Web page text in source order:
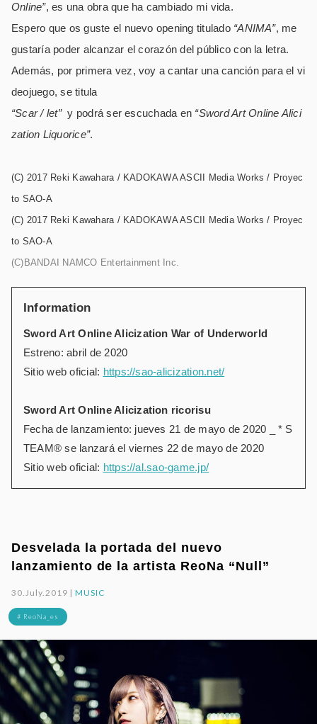
Online”, es una obra que ha cambiado mi vida.
Espero que os guste el nuevo opening titulado “ANIMA”, me
gustaría poder alcanzar el corazón del público con la letra.
Además, por primera vez, voy a cantar una canción para el vi
deojuego, se titula
“Scar / let”y podrá ser escuchada en “Sword Art Online Alici
zation Liquorice”.
(C) 2017 Reki Kawahara / KADOKAWA ASCII Media Works / Proyec
to SAO-A
(C) 2017 Reki Kawahara / KADOKAWA ASCII Media Works / Proyec
to SAO-A
(C)BANDAI NAMCO Entertainment Inc.
Information
Sword Art Online Alicization War of Underworld
Estreno: abril de 2020
Sitio web oficial: https://sao-alicization.net/
Sword Art Online Alicization ricorisu
Fecha de lanzamiento: jueves 21 de mayo de 2020 _ * S
TEAM® se lanzará el viernes 22 de mayo de 2020
Sitio web oficial: https://al.sao-game.jp/
Desvelada la portada del nuevo
lanzamiento de la artista ReoNa “Null”
30.July.2019 |MUSIC
# ReoNa_es